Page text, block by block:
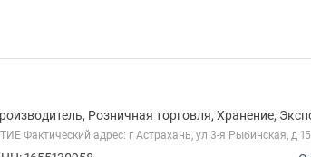
Розничная торговля, Хранение,
адрес: г Астрахань, ул 3-я Рыбинская, д 15